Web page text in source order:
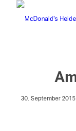
30. September 2015